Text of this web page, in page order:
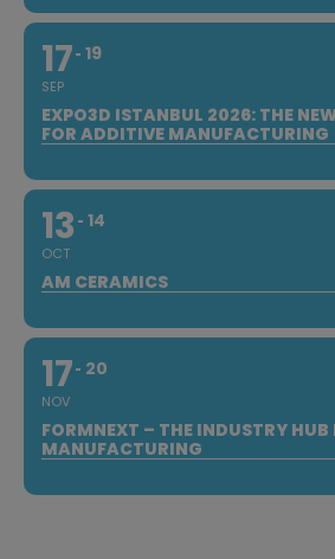
17
SEP
19
EXPO3D ISTANBUL 2026: THE
FOR ADDITIVE MANUFACTURING
13
OCT
14
AM CERAMICS
17
NOV
20
FORMNEXT – THE INDUSTRY
MANUFACTURING